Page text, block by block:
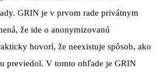
GRIN je v prvom rade privátnym
že ide o anonymizovanú
hovorí, že neexistuje spôsob, ako
previedol. V tomto ohľade je GRIN